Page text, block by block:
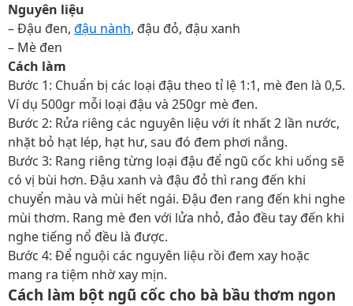
Nguyên liệu
– Đậu đen, đậu nành, đậu đỏ, đậu xanh
– Mè đen
Cách làm
Bước 1: Chuẩn bị các loại đậu theo tỉ lệ 1:1, mè đen là 0,5.
Ví dụ 500gr mỗi loại đậu và 250gr mè đen.
Bước 2: Rửa riêng các nguyên liệu với ít nhất 2 lần nước,
nhặt bỏ hạt lép, hạt hư, sau đó đem phơi nắng.
Bước 3: Rang riêng từng loại đậu để ngũ cốc khi uống sẽ
có vị bùi hơn. Đậu xanh và đậu đỏ thì rang đến khi
chuyển màu và mùi hết ngái. Đậu đen rang đến khi nghe
mùi thơm. Rang mè đen với lửa nhỏ, đảo đều tay đến khi
nghe tiếng nổ đều là được.
Bước 4: Để nguội các nguyên liệu rồi đem xay hoặc
mang ra tiệm nhờ xay mịn.
Cách làm bột ngũ cốc cho bà bầu thơm ngon